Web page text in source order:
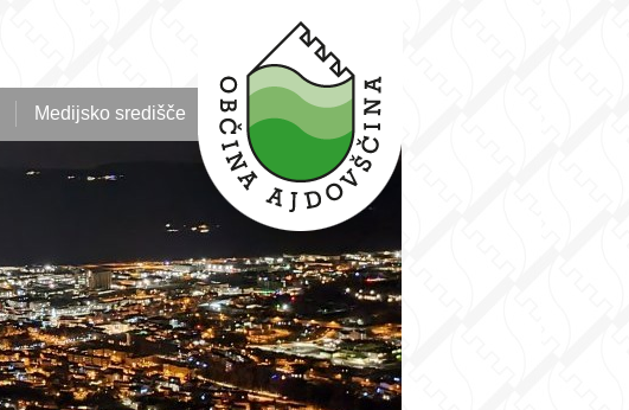
Medijsko središče